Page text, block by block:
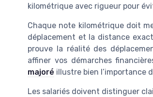
kilométrique avec rigueur pour
Chaque note kilométrique doit
déplacement et la distance
prouve la réalité des
affiner vos démarches
majoré illustre bien l’importance
Les salariés doivent distinguer